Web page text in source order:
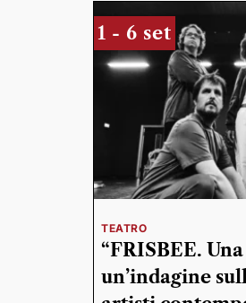
1 - 6 set
TEATRO
“FRISBEE.
un’indagine